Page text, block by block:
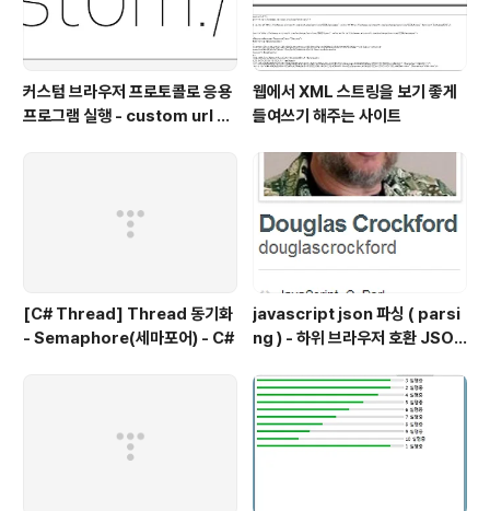
커스텀 브라우저 프로토콜로 응용
프로그램 실행 - custom url sc
웹에서 XML 스트링을 보기 좋게
들여쓰기 해주는 사이트
[C# Thread] Thread 동기화
- Semaphore(세마포어) - C#
javascript json 파싱 ( parsi
ng ) - 하위 브라우저 호환 JSON